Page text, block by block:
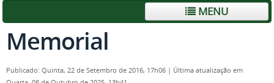
MENU
Memorial
Publicado: Quinta, 22 de Setembro de 2016, 17h06 | Última atualização em